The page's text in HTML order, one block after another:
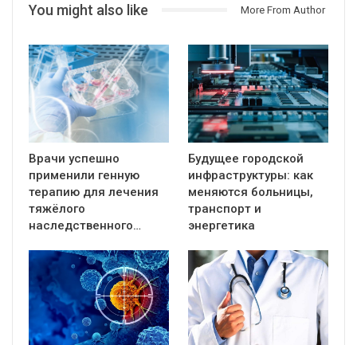
You might also like More From Author
Врачи успешно
применили генную
терапию для лечения
тяжёлого
наследственного…
Будущее городской
инфраструктуры: как
меняются больницы,
транспорт и
энергетика